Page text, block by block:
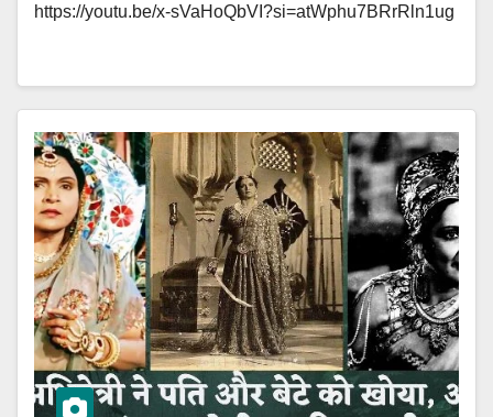
https://youtu.be/x-sVaHoQbVI?si=atWphu7BRrRln1ug